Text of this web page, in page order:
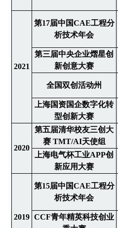
2021
第17届中国CAE工程分
析技术年会
第三届中央企业熠星创
新创意大赛
全国双创活动州
上海国资国企数字化转
型创新大赛
2020
第五届清华校友三创大
赛 TMT/AI天使组
上海电气杯工业APP创
新应用大赛
2019
第15届中国CAE工程分
析技术年会
CCF青年精英科技创业